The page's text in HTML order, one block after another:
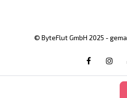
© ByteFlut GmbH 2025 -